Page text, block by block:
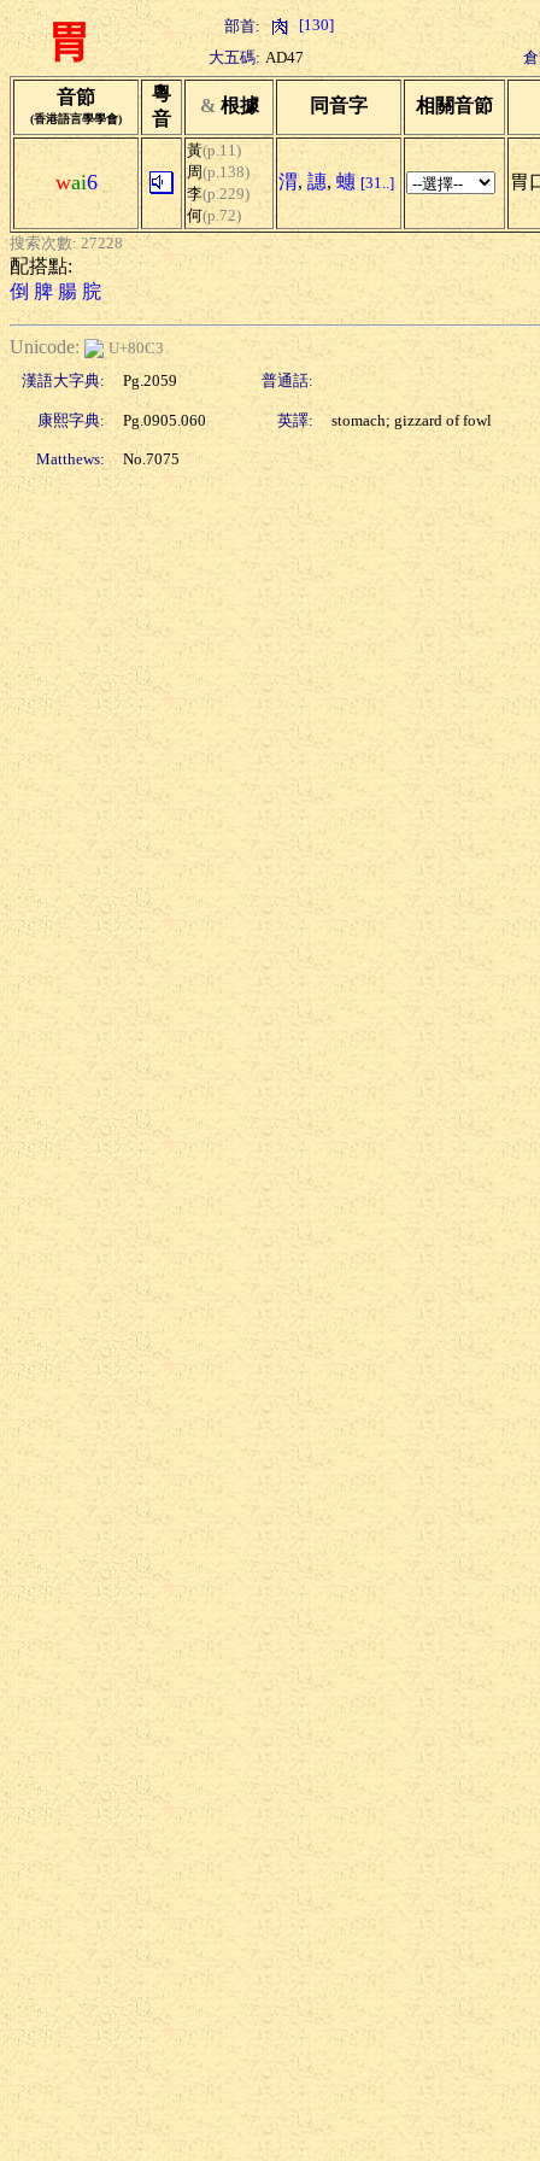
胃 部首: [130]
大五碼: AD47
音節
(香港語言學學會)
粵
音
& 根據 同音字 相關音節
wai6
黃(p.11)
周(p.138)
李(p.229)
何(p.72)
渭, 譓, 蟪 [31..] 胃
搜索次數: 27228
配搭點:
倒 脾 腸 脘
Unicode:
U+80C3
漢語大字典:
Pg.2059 普通話:
康熙字典: Pg.0905.060 英譯: stomach; gizzard of fowl
Matthews: No.7075